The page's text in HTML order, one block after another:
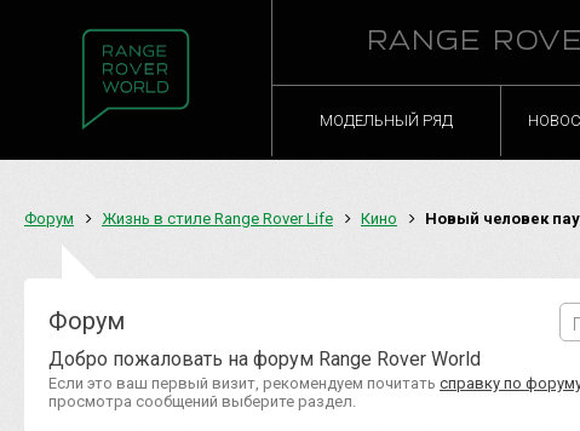
RANGE
МОДЕЛЬНЫЙ РЯД
Форум Жизнь в стиле Range Rover Life Кино Новый человек
Форум
Добро пожаловать на форум Range Rover World
Если это ваш первый визит, рекомендуем почитать справку по
просмотра сообщений выберите раздел.